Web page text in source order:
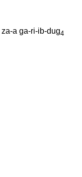
za-a ga-ri-ib-dug4